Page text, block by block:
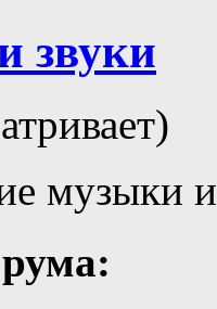
звуки
музыки и